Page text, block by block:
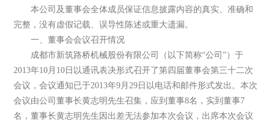
本公司及董事会全体成员保证信息披露内容的真实、准确和
完整，没有虚假记载、误导性陈述或重大遗漏。
一、董事会会议召开情况
成都市新筑路桥机械股份有限公司（以下简称“公司”）于
2013年10月10日以通讯表决形式召开了第四届董事会第三十二次
会议，会议通知已于2013年9月29日以电话和邮件形式发出。本次
会议由公司董事长黄志明先生召集，应到董事8名，实到董事7
名，董事长黄志明先生因出差无法参加本次会议，出席本次会议